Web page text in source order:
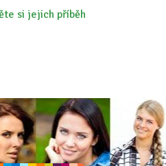
si jejich příběh